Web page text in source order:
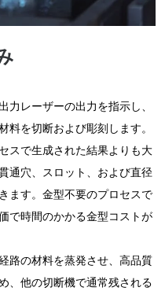
力レーザーの出力を指示し、
料を切断および彫刻します。
スで生成された結果よりも大
通穴、スロット、および直径
ます。金型不要のプロセスで
で時間のかかる金型コストが
路の材料を蒸発させ、高品質
、他の切断機で通常残される